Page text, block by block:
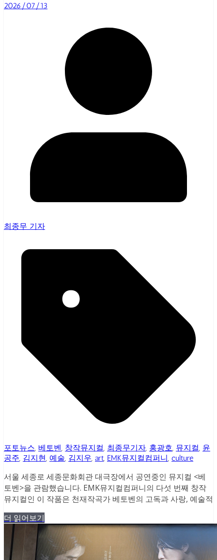
2026/07/13
최종무 기자
포토뉴스 베토벤 창작뮤지컬 최종무기자 홍광호 뮤지컬 윤
공주 김지현 예술 김지우 art EMK뮤지컬컴퍼니 culture
서울 세종로 세종문화회관 대극장에서 공연중인 뮤지컬 <베
토벤>을 관람했습니다. EMK뮤지컬컴퍼니의 다섯 번째 창작
뮤지컬인 이 작품은 천재작곡가 베토벤의 고독과 사랑, 예술적
더 읽어보기